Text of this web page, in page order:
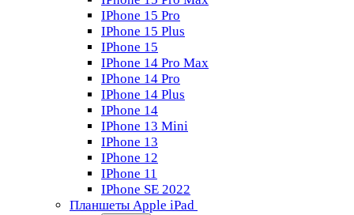
IPhone 15 Pro
IPhone 15 Plus
IPhone 15
IPhone 14 Pro Max
IPhone 14 Pro
IPhone 14 Plus
IPhone 14
IPhone 13 Mini
IPhone 13
IPhone 12
IPhone 11
IPhone SE 2022
Планшеты Apple iPad